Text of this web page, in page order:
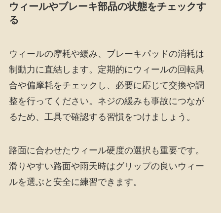
ウィールやブレーキ部品の状態をチェックす
る
ウィールの摩耗や緩み、ブレーキパッドの消耗は
制動力に直結します。定期的にウィールの回転具
合や偏摩耗をチェックし、必要に応じて交換や調
整を行ってください。ネジの緩みも事故につなが
るため、工具で確認する習慣をつけましょう。
路面に合わせたウィール硬度の選択も重要です。
滑りやすい路面や雨天時はグリップの良いウィー
ルを選ぶと安全に練習できます。